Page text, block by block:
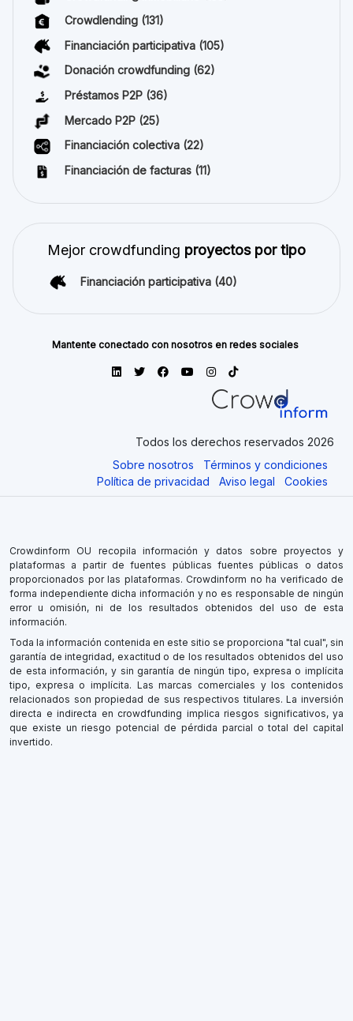
Crowdlending (131)
Financiación participativa (105)
Donación crowdfunding (62)
Préstamos P2P (36)
Mercado P2P (25)
Financiación colectiva (22)
Financiación de facturas (11)
Mejor crowdfunding proyectos por tipo
Financiación participativa (40)
Mantente conectado con nosotros en redes sociales
Todos los derechos reservados 2026
Sobre nosotros
Términos y condiciones
Política de privacidad
Aviso legal Cookies
Crowdinform OU recopila información y datos sobre proyectos y
plataformas a partir de fuentes públicas fuentes públicas o datos
proporcionados por las plataformas. Crowdinform no ha verificado de
forma independiente dicha información y no es responsable de ningún
error u omisión, ni de los resultados obtenidos del uso de esta
información.
Toda la información contenida en este sitio se proporciona "tal cual", sin
garantía de integridad, exactitud o de los resultados obtenidos del uso
de esta información, y sin garantía de ningún tipo, expresa o implícita
tipo, expresa o implícita. Las marcas comerciales y los contenidos
relacionados son propiedad de sus respectivos titulares. La inversión
directa e indirecta en crowdfunding implica riesgos significativos, ya
que existe un riesgo potencial de pérdida parcial o total del capital
invertido.